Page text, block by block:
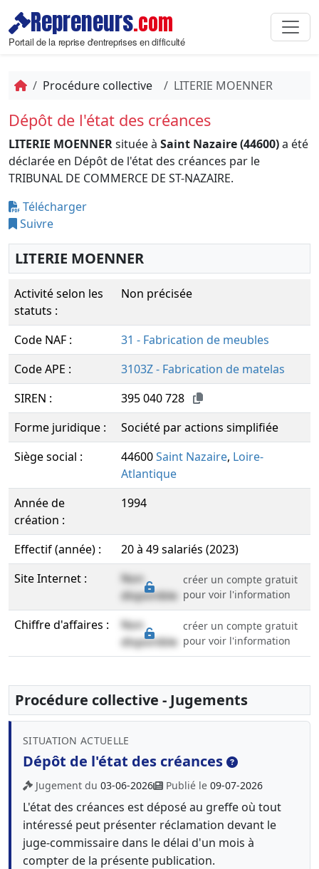
Repreneurs.com
Portail de la reprise d'entreprises en difficulté
Procédure collective LITERIE MOENNER
Dépôt de l'état des créances
LITERIE MOENNERsituée à Saint Nazaire (44600)a été
déclarée en Dépôt de l'état des créances par le
TRIBUNAL DE COMMERCE DE ST-NAZAIRE.
Télécharger
Suivre
LITERIE MOENNER
Activité selon les
statuts :
Non précisée
Code NAF :
31 - Fabrication de meubles
Code APE :
3103Z - Fabrication de matelas
SIREN :
395 040 728
Forme juridique :
Société par actions simplifiée
Siège social :
44600Saint Nazaire, Loire-
Atlantique
Année de
création :
1994
Effectif (année) :
20 à 49 salariés (2023)
Site Internet :
Non
disponible
créer un compte gratuit
pour voir l'information
Chiffre d'affaires :
Non
disponible
créer un compte gratuit
pour voir l'information
Procédure collective - Jugements
SITUATION ACTUELLE
Dépôt de l'état des créances
Jugement du 03-06-2026 Publié le 09-07-2026
L'état des créances est déposé au greffe où tout
intéressé peut présenter réclamation devant le
juge-commissaire dans le délai d'un mois à
compter de la présente publication.